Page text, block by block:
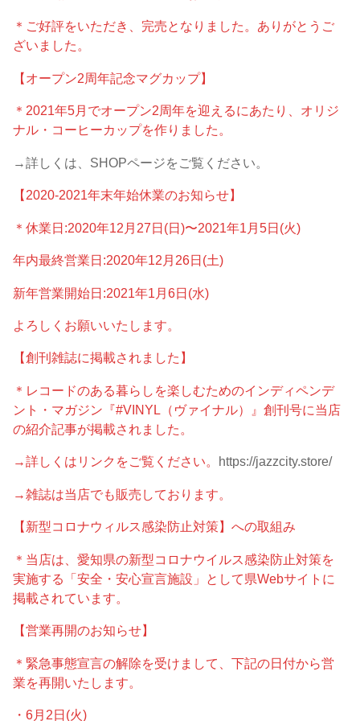
＊ご好評をいただき、完売となりました。ありがとうご
ざいました。
【オープン2周年記念マグカップ】
＊2021年5月でオープン2周年を迎えるにあたり、オリジ
ナル・コーヒーカップを作りました。
→詳しくは、SHOPページをご覧ください。
【2020-2021年末年始休業のお知らせ】
＊休業日:2020年12月27日(日)〜2021年1月5日(火)
年内最終営業日:2020年12月26日(土)
新年営業開始日:2021年1月6日(水)
よろしくお願いいたします。
【創刊雑誌に掲載されました】
＊レコードのある暮らしを楽しむためのインディペンデ
ント・マガジン『#VINYL（ヴァイナル）』創刊号に当店
の紹介記事が掲載されました。
→詳しくはリンクをご覧ください。 https://jazzcity.store/
→雑誌は当店でも販売しております。
【新型コロナウィルス感染防止対策】への取組み
＊当店は、愛知県の新型コロナウイルス感染防止対策を
実施する「安全・安心宣言施設」として県Webサイトに
掲載されています。
【営業再開のお知らせ】
＊緊急事態宣言の解除を受けまして、下記の日付から営
業を再開いたします。
・6月2日(火)